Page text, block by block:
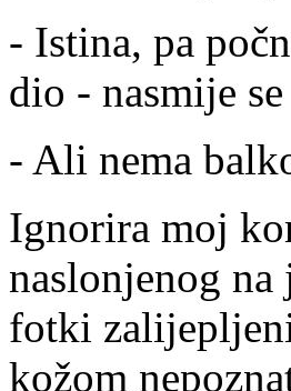
- Istina, pa
dio - nasmije
- Ali nema
Ignorira moj
naslonjenog
fotki
kožom